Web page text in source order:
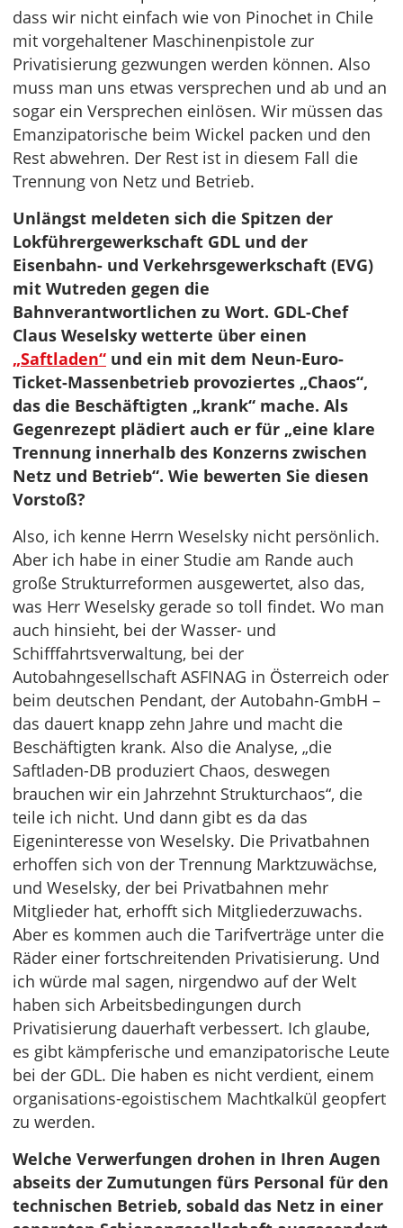
dass wir nicht einfach wie von Pinochet in Chile
mit vorgehaltener Maschinenpistole zur
Privatisierung gezwungen werden können. Also
muss man uns etwas versprechen und ab und an
sogar ein Versprechen einlösen. Wir müssen das
Emanzipatorische beim Wickel packen und den
Rest abwehren. Der Rest ist in diesem Fall die
Trennung von Netz und Betrieb.
Unlängst meldeten sich die Spitzen der
Lokführergewerkschaft GDL und der
Eisenbahn- und Verkehrsgewerkschaft (EVG)
mit Wutreden gegen die
Bahnverantwortlichen zu Wort. GDL-Chef
Claus Weselsky wetterte über einen
„Saftladen“ und ein mit dem Neun-Euro-
Ticket-Massenbetrieb provoziertes „Chaos“,
das die Beschäftigten „krank“ mache. Als
Gegenrezept plädiert auch er für „eine klare
Trennung innerhalb des Konzerns zwischen
Netz und Betrieb“. Wie bewerten Sie diesen
Vorstoß?
Also, ich kenne Herrn Weselsky nicht persönlich.
Aber ich habe in einer Studie am Rande auch
große Strukturreformen ausgewertet, also das,
was Herr Weselsky gerade so toll findet. Wo man
auch hinsieht, bei der Wasser- und
Schifffahrtsverwaltung, bei der
Autobahngesellschaft ASFINAG in Österreich oder
beim deutschen Pendant, der Autobahn-GmbH –
das dauert knapp zehn Jahre und macht die
Beschäftigten krank. Also die Analyse, „die
Saftladen-DB produziert Chaos, deswegen
brauchen wir ein Jahrzehnt Strukturchaos“, die
teile ich nicht. Und dann gibt es da das
Eigeninteresse von Weselsky. Die Privatbahnen
erhoffen sich von der Trennung Marktzuwächse,
und Weselsky, der bei Privatbahnen mehr
Mitglieder hat, erhofft sich Mitgliederzuwachs.
Aber es kommen auch die Tarifverträge unter die
Räder einer fortschreitenden Privatisierung. Und
ich würde mal sagen, nirgendwo auf der Welt
haben sich Arbeitsbedingungen durch
Privatisierung dauerhaft verbessert. Ich glaube,
es gibt kämpferische und emanzipatorische Leute
bei der GDL. Die haben es nicht verdient, einem
organisations-egoistischem Machtkalkül geopfert
zu werden.
Welche Verwerfungen drohen in Ihren Augen
abseits der Zumutungen fürs Personal für den
technischen Betrieb, sobald das Netz in einer